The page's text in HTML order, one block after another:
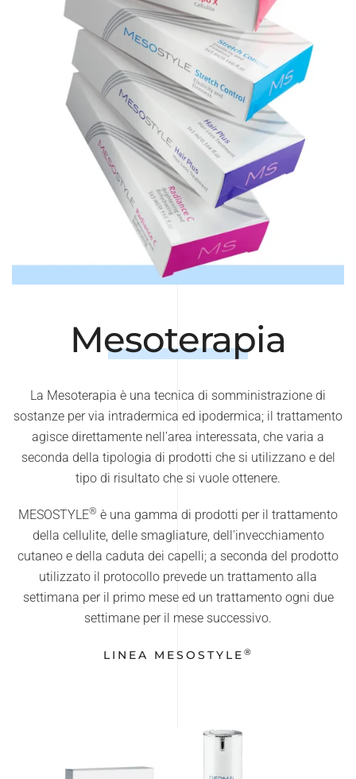
Mesoterapia
La Mesoterapia è una tecnica di somministrazione di
sostanze per via intradermica ed ipodermica; il trattamento
agisce direttamente nell’area interessata, che varia a
seconda della tipologia di prodotti che si utilizzano e del
tipo di risultato che si vuole ottenere.
MESOSTYLE® è una gamma di prodotti per il trattamento
della cellulite, delle smagliature, dell'invecchiamento
cutaneo e della caduta dei capelli; a seconda del prodotto
utilizzato il protocollo prevede un trattamento alla
settimana per il primo mese ed un trattamento ogni due
settimane per il mese successivo.
LINEA MESOSTYLE ®